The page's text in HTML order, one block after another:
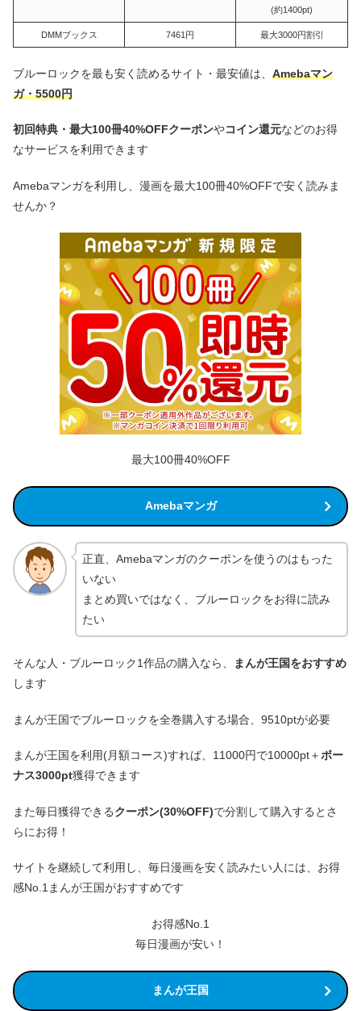
(約1400pt)
DMMブックス 7461円 最大3000円割引
ブルーロックを最も安く読めるサイト・最安値は、 Amebaマン
ガ・5500円
初回特典・最大100冊40%OFFクーポンやコイン還元などのお得
なサービスを利用できます
Amebaマンガを利用し、漫画を最大100冊40%OFFで安く読みま
せんか？
最大100冊40%OFF
Amebaマンガ
正直、Amebaマンガのクーポンを使うのはもった
いない
まとめ買いではなく、ブルーロックをお得に読み
たい
そんな人・ブルーロック1作品の購入なら、
まんが王国をおすすめ
します
まんが王国でブルーロックを全巻購入する場合、9510ptが必要
まんが王国を利用(月額コース)すれば、11000円で10000pt＋ボー
ナス3000pt獲得できます
また毎日獲得できるクーポン(30%OFF)で分割して購入するとさ
らにお得！
サイトを継続して利用し、毎日漫画を安く読みたい人には、お得
感No.1まんが王国がおすすめです
お得感No.1
毎日漫画が安い！
まんが王国